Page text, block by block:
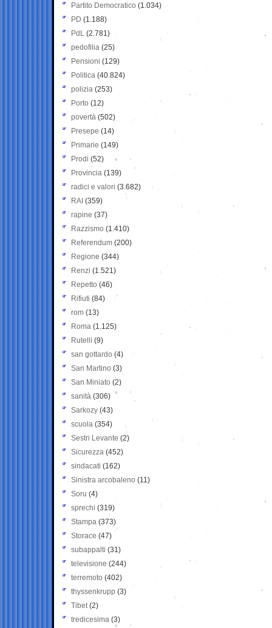
Partito Democratico (1.034)
PD (1.188)
PdL (2.781)
pedofilia (25)
Pensioni (129)
Politica (40.824)
polizia (253)
Porto (12)
povertà (502)
Presepe (14)
Primarie (149)
Prodi (52)
Provincia (139)
radici e valori (3.682)
RAI (359)
rapine (37)
Razzismo (1.410)
Referendum (200)
Regione (344)
Renzi (1.521)
Repetto (46)
Rifiuti (84)
rom (13)
Roma (1.125)
Rutelli (9)
san gottardo (4)
San Martino (3)
San Miniato (2)
sanità (306)
Sarkozy (43)
scuola (354)
Sestri Levante (2)
Sicurezza (452)
sindacati (162)
Sinistra arcobaleno (11)
Soru (4)
sprechi (319)
Stampa (373)
Storace (47)
subappalti (31)
televisione(244)
terremoto (402)
thyssenkrupp (3)
Tibet(2)
tredicesima (3)